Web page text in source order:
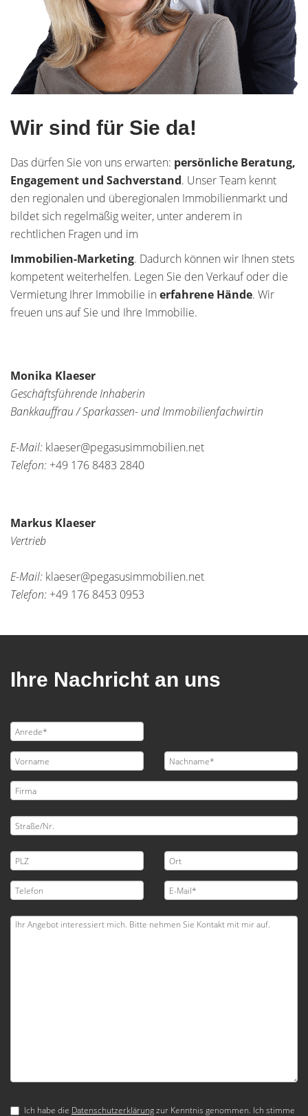
Wir sind für Sie da!
Das dürfen Sie von uns erwarten: persönliche Beratung,
Engagement und Sachverstand. Unser Team kennt
den regionalen und überegionalen Immobilienmarkt und
bildet sich regelmäßig weiter, unter anderem in
rechtlichen Fragen und im
Immobilien-Marketing. Dadurch können wir Ihnen stets
kompetent weiterhelfen. Legen Sie den Verkauf oder die
Vermietung Ihrer Immobilie in erfahrene Hände. Wir
freuen uns auf Sie und Ihre Immobilie.
Monika Klaeser
Geschäftsführende Inhaberin
Bankkauffrau / Sparkassen- und Immobilienfachwirtin
E-Mail: klaeser@pegasusimmobilien.net
Telefon: +49 176 8483 2840
Markus Klaeser
Vertrieb
E-Mail: klaeser@pegasusimmobilien.net
Telefon: +49 176 8453 0953
Ihre Nachricht an uns
Ich habe die Datenschutzerklärungzur Kenntnis genommen. Ich stimme